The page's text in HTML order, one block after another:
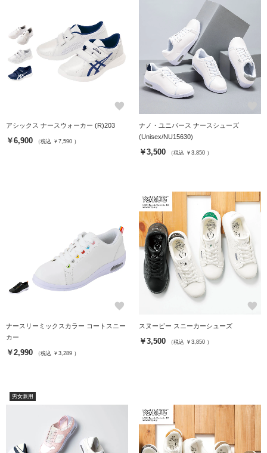
favorite
アシックス ナースウォーカー (R)203
￥6,900 （税込 ￥7,590 ）
ナノ・ユニバース ナースシューズ
(Unisex/NU15630)
￥3,500 （税込 ￥3,850 ）
favorite
ナースリーミックスカラー コートスニー
カー
￥2,990 （税込 ￥3,289 ）
favorite
スヌーピー スニーカーシューズ
￥3,500 （税込 ￥3,850 ）
男女兼用